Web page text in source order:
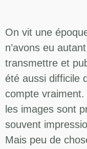
On vit une
n’avons eu
transmettre et
été aussi difficile
compte
les images sont
souvent
Mais peu de